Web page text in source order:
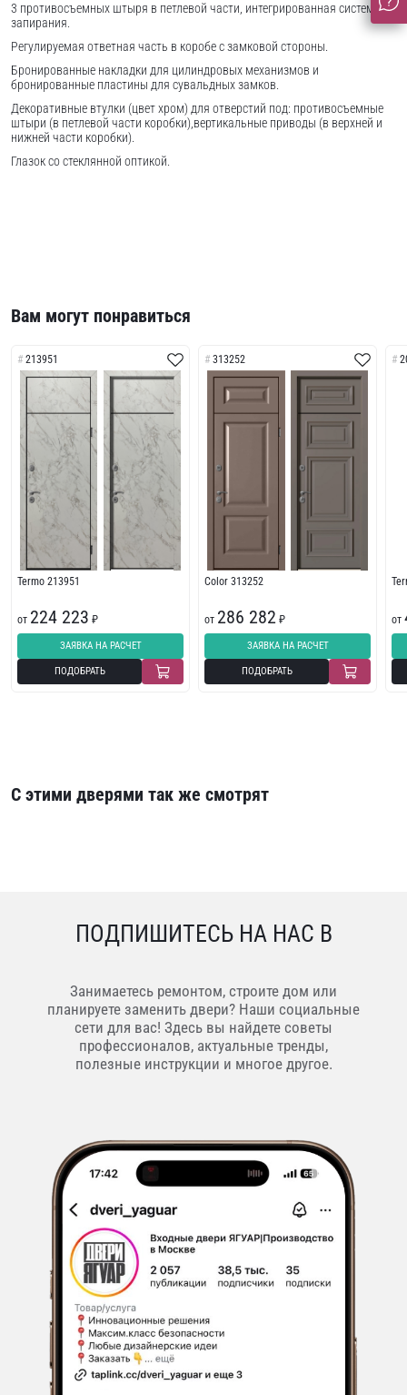
3 противосъемных штыря в петлевой части, интегрированная система
запирания.
Регулируемая ответная часть в коробе с замковой стороны.
Бронированные накладки для цилиндровых механизмов и
бронированные пластины для сувальдных замков.
Декоративные втулки (цвет хром) для отверстий под: противосъемные
штыри (в петлевой части коробки),вертикальные приводы (в верхней и
нижней части коробки).
Глазок со стеклянной оптикой.
Вам могут понравиться
213951
Termo 213951
от 224 223 ₽
ЗАЯВКА НА РАСЧЕТ
ПОДОБРАТЬ
313252
Color 313252
от 286 282 ₽
ЗАЯВКА НА РАСЧЕТ
ПОДОБРАТЬ
от
С этими дверями так же смотрят
ПОДПИШИТЕСЬ НА НАС В
Занимаетесь ремонтом, строите дом или
планируете заменить двери? Наши социальные
сети для вас! Здесь вы найдете советы
профессионалов, актуальные тренды,
полезные инструкции и многое другое.